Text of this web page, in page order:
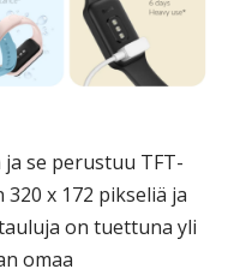
se perustuu TFT-
x 172 pikseliä ja
on tuettuna yli
omaa